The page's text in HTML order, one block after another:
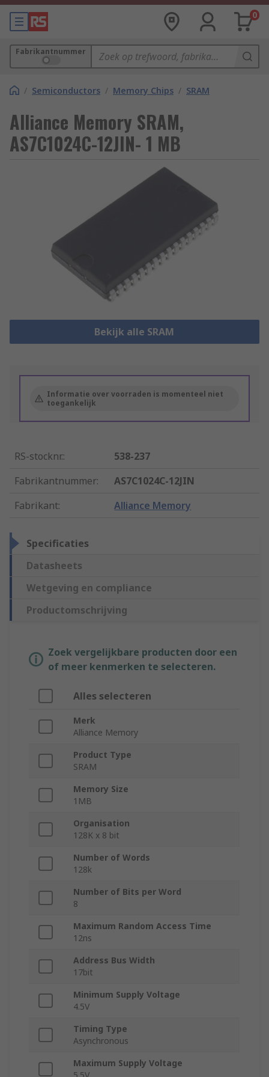
0
Fabrikantnummer
/ Semiconductors / Memory Chips / SRAM
Alliance Memory SRAM,
AS7C1024C-12JIN- 1 MB
Bekijk alle SRAM
Informatie over voorraden is momenteel niet
toegankelijk
RS-stocknr.:
538-237
Fabrikantnummer:
AS7C1024C-12JIN
Fabrikant: Alliance Memory
Specificaties
Datasheets
Wetgeving en compliance
Productomschrijving
Zoek vergelijkbare producten door een
of meer kenmerken te selecteren.
Alles selecteren
Merk
Alliance Memory
Product Type
SRAM
Memory Size
1MB
Organisation
128K x 8 bit
Number of Words
128k
Number of Bits per Word
8
Maximum Random Access Time
12ns
Address Bus Width
17bit
Minimum Supply Voltage
4.5V
Timing Type
Asynchronous
Maximum Supply Voltage